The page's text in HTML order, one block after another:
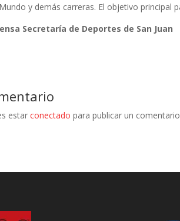
y demás carreras. El objetivo principal
Secretaría de Deportes de San Juan
estarconectado para publicar un